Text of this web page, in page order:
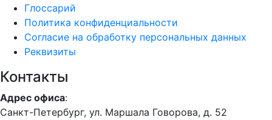
Глоссарий
Политика конфиденциальности
Согласие на обработку персональных данных
Реквизиты
Контакты
Адрес офиса:
Санкт-Петербург, ул. Маршала Говорова, д. 52